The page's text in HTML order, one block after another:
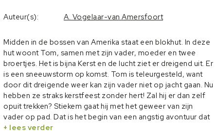
Auteur(s): A. Vogelaar-van Amersfoort
Midden in de bossen van Amerika staat een blokhut. In deze
hut woont Tom, samen met zijn vader, moeder en twee
broertjes. Het is bijna Kerst en de lucht ziet er dreigend uit. Er
is een sneeuwstorm op komst. Tom is teleurgesteld, want
door dit dreigende weer kan zijn vader niet op jacht gaan. Nu
hebben ze straks kerstfeest zonder hert! Zal hij er dan zelf
opuit trekken? Stiekem gaat hij met het geweer van zijn
vader op pad. Dat is het begin van een angstig avontuur dat
wel heel bijzonder afloopt ...
+ lees verder